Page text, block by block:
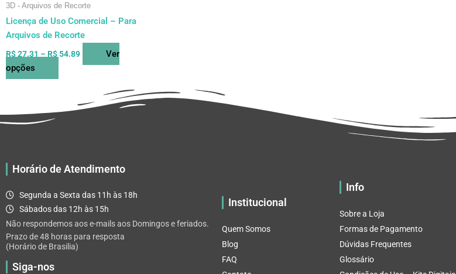
3D - Arquivos de Recorte
Licença de Uso Comercial – Para
Arquivos de Recorte
R$27.31 – R$ 54.89
Ver
opções
produto
Horário de Atendimento
Segunda a Sexta das 11h às 18h
Sábados das 12h às 15h
Não respondemos aos e-mails aos Domingos e feriados.
Prazo de 48 horas para resposta
(Horário de Brasilia)
Siga-nos
Institucional
Quem Somos
Blog
FAQ
Info
Sobre a Loja
Formas de Pagamento
Dúvidas Frequentes
Glossário